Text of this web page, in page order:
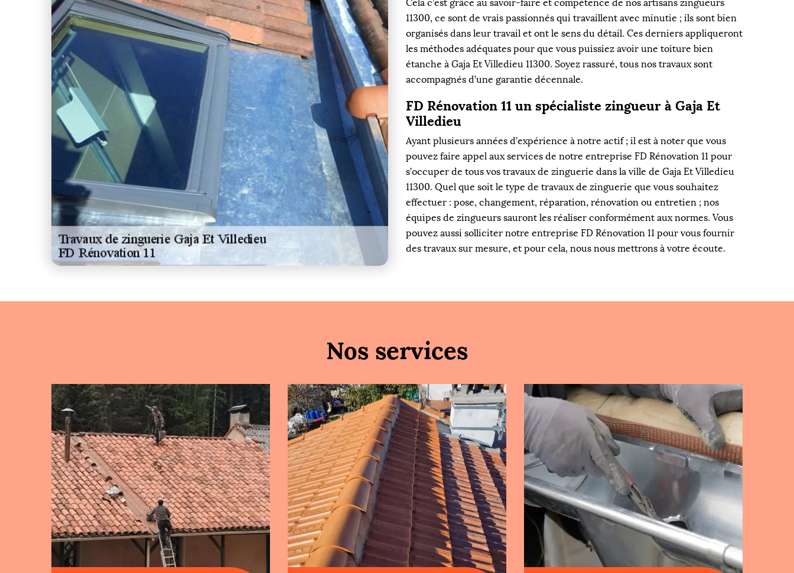
Cela c’est grâce au savoir-faire et compétence de nos artisans zingueurs
11300, ce sont de vrais passionnés qui travaillent avec minutie ; ils sont bien
organisés dans leur travail et ont le sens du détail. Ces derniers appliqueront
les méthodes adéquates pour que vous puissiez avoir une toiture bien
étanche à Gaja Et Villedieu 11300. Soyez rassuré, tous nos travaux sont
accompagnés d’une garantie décennale.
FD Rénovation 11 un spécialiste zingueur à Gaja Et
Villedieu
Ayant plusieurs années d’expérience à notre actif ; il est à noter que vous
pouvez faire appel aux services de notre entreprise FD Rénovation 11 pour
s’occuper de tous vos travaux de zinguerie dans la ville de Gaja Et Villedieu
11300. Quel que soit le type de travaux de zinguerie que vous souhaitez
effectuer : pose, changement, réparation, rénovation ou entretien ; nos
équipes de zingueurs sauront les réaliser conformément aux normes. Vous
pouvez aussi solliciter notre entreprise FD Rénovation 11 pour vous fournir
des travaux sur mesure, et pour cela, nous nous mettrons à votre écoute.
Nos services